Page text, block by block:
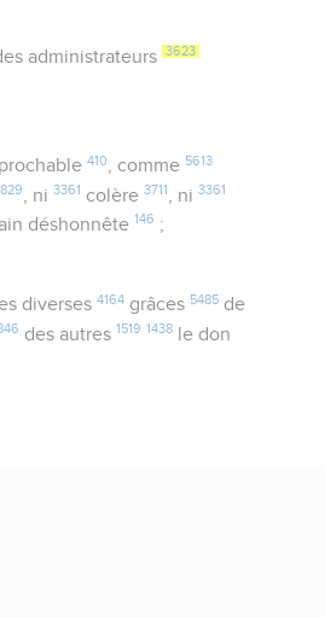
administrateurs 3623
410, comme 5613
829 , ni3361 colère3711 , ni3361
déshonnête 146 ;
diverses 4164grâces 5485de
des autres 1519 1438 le don